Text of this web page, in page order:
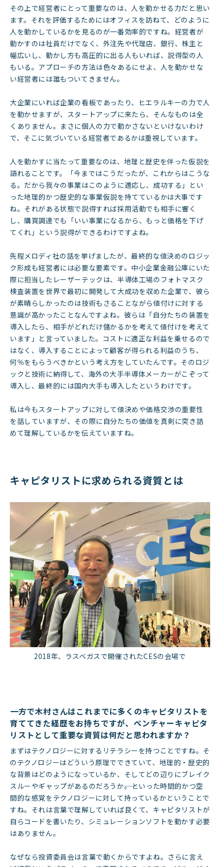
その上で経営者にとって重要なのは、人を動かせる力だと思い
ます。それを評価するためにはオフィスを訪ねて、どのように
人を動かしているかを見るのが一番効率的ですね。経営者が
動かすのは社員だけでなく、外注先や代理店、銀行、株主と
幅広いし、動かし方も高圧的に出る人もいれば、説得型の人
もいる。アプローチの方法は色々あるにせよ、人を動かせな
い経営者には誰もついてきません。
大企業にいれば企業の看板であったり、ヒエラルキーの力で人
を動かせますが、スタートアップに来たら、そんなものは全
くありません。まさに個人の力で動かさないといけないわけ
で、そこに気づいている経営者であるかは重視しています。
人を動かすに当たって重要なのは、地理と歴史を伴った仮説を
語れることです。「今まではこうだったが、これからはこうな
る。だから我々の事業はこのように適応し、成功する」とい
った地理的かつ歴史的な事業仮説を持てているかは大事です
ね。それがある状態で説得すれば採用活動でも相手に響く
し、購買調達でも「いい事業になるから、もっと価格を下げ
てくれ」という説得ができるわけですよね。
先程メロディ社の話を挙げましたが、最終的な値決めのロジッ
ク形成も経営者には必要な要素です。中小企業金融公庫にいた
際に担当したレーザーテックは、半導体工場のフォトマスク
検査装置を世界で最初に開発して大成功を収めた企業で、彼ら
が素晴らしかったのは技術もさることながら値付けに対する
意識が高かったことなんですよね。彼らは「自分たちの装置を
導入したら、相手がどれだけ儲かるかを考えて値付けを考えて
います」と言っていました。コストに適正な利益を乗せるので
はなく、導入することによって顧客が得られる利益のうち、
何％をもらうべきかという考え方をしていたんです。そのロジ
ックと技術に納得して、海外の大手半導体メーカーがこぞって
導入し、最終的には国内大手も導入したというわけです。
私は今もスタートアップに対して値決めや価格交渉の重要性
を話していますが、その際に自分たちの価値を真剣に突き詰
めて理解しているかを伝えていますね。
キャピタリストに求められる資質とは
2018年、ラスベガスで開催されたCESの会場で
――一方で木村さんはこれまでに多くのキャピタリストを
育ててきた経歴をお持ちですが、ベンチャーキャピタ
リストとして重要な資質は何だと思われますか？
まずはテクノロジーに対するリテラシーを持つことですね。そ
のテクノロジーはどういう原理でできていて、地理的・歴史的
な背景はどのようになっているか、そしてどの辺りにブレイク
スルーやギャップがあるのだろうか――。といった時間的かつ空
間的な感覚をテクノロジーに対して持っているかということで
すね。それは言葉で理解していれば良くて、キャピタリストが
自らコードを書いたり、シミュレーションソフトを動かす必要
はありません。
なぜなら投資委員会は言葉で動くからですよね。さらに言え